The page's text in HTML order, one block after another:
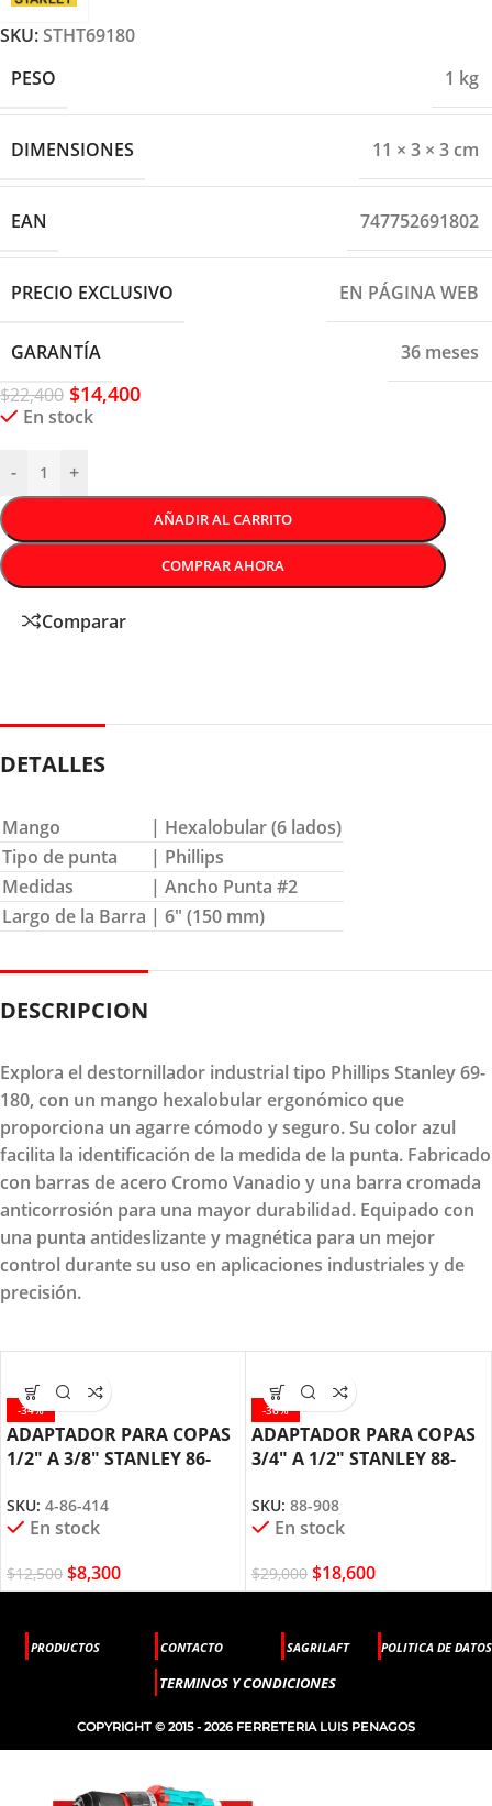
SKU:STHT69180
PESO
1 kg
DIMENSIONES 11 × 3 × 3 cm
EAN 747752691802
PRECIO EXCLUSIVO EN PÁGINA WEB
GARANTÍA
36 meses
$22,400 $14,400
En stock
- +
AÑADIR AL CARRITO
COMPRAR AHORA
Comparar
DETALLES
Mango
| Hexalobular (6 lados)
Tipo de punta
| Phillips
Medidas
| Ancho Punta #2
Largo de la Barra | 6″ (150 mm)
DESCRIPCION
Explora el destornillador industrial tipo Phillips Stanley 69-
180, con un mango hexalobular ergonómico que
proporciona un agarre cómodo y seguro. Su color azul
facilita la identificación de la medida de la punta. Fabricado
con barras de acero Cromo Vanadio y una barra cromada
anticorrosión para una mayor durabilidad. Equipado con
una punta antideslizante y magnética para un mejor
control durante su uso en aplicaciones industriales y de
precisión.
-34%
ADAPTADOR PARA COPAS
1/2″ A 3/8″ STANLEY 86-
SKU: 4-86-414
En stock
$12,500 $8,300
-36%
ADAPTADOR PARA COPAS
3/4″ A 1/2″ STANLEY 88-
SKU: 88-908
En stock
$29,000 $18,600
PRODUCTOS CONTACTO SAGRILAFT POLITICA DE DATOS
TERMINOS Y CONDICIONES
COPYRIGHT © 2015 - 2026 FERRETERIA LUIS PENAGOS